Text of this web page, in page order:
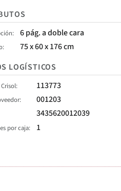
6 pág. a doble cara
75 x 60 x 176 cm
LOGÍSTICOS
113773
001203
3435620012039
por caja 1